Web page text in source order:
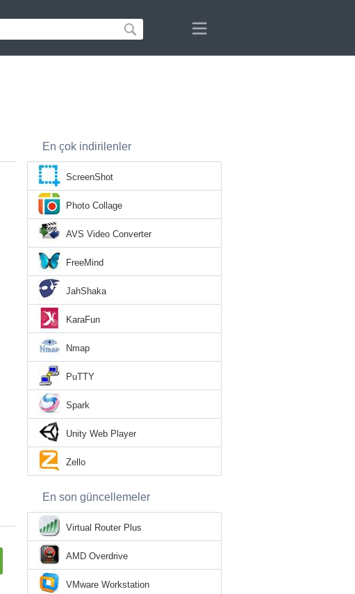
En çok indirilenler
ScreenShot
Photo Collage
AVS Video Converter
FreeMind
JahShaka
KaraFun
Nmap
PuTTY
Spark
Unity Web Player
Zello
En son güncellemeler
Virtual Router Plus
AMD Overdrive
VMware Workstation